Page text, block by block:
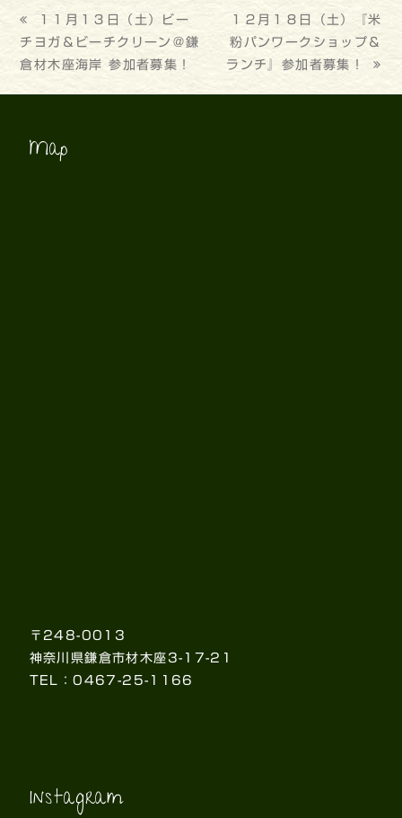
previous
post:
１１月１３日（土）ビー
チヨガ＆ビーチクリーン＠鎌
倉材木座海岸 参加者募集！
next
post:
１２月１８日（土）『米
粉パンワークショップ＆
ランチ』参加者募集！
Map
〒248-0013
神奈川県鎌倉市材木座3-17-21
TEL：0467-25-1166
Instagram